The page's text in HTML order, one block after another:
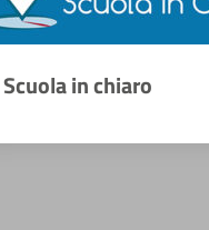
Scuola in chiaro